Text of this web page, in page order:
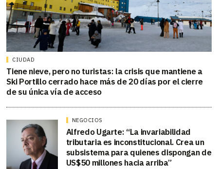
CIUDAD
Tiene nieve, pero no turistas: la crisis que mantiene a
Ski Portillo cerrado hace más de 20 días por el cierre
de su única vía de acceso
NEGOCIOS
Alfredo Ugarte: “La invariabilidad
tributaria es inconstitucional. Crea un
subsistema para quienes dispongan de
US$50 millones hacia arriba”